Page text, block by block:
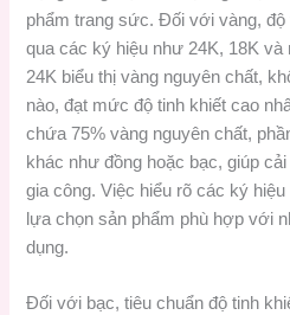
phẩm trang sức. Đối với vàng,
qua các ký hiệu như 24K, 18K
24K biểu thị vàng nguyên chất,
nào, đạt mức độ tinh khiết cao
chứa 75% vàng nguyên chất,
khác như đồng hoặc bạc, giúp
gia công. Việc hiểu rõ các ký
lựa chọn sản phẩm phù hợp với
dụng.
Đối với bạc, tiêu chuẩn độ tinh